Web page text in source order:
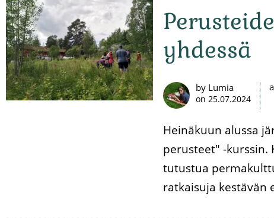
yhdessä
by Lumia
on 25.07.2024
Heinäkuun alussa
perusteet" -kurssin.
tutustua
ratkaisuja kestävän